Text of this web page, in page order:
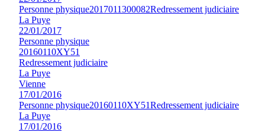
Personne physique2017011300082Redressement judiciaire
La Puye
22/01/2017
Personne physique
20160110XY51
Redressement judiciaire
La Puye
Vienne
17/01/2016
Personne physique20160110XY51Redressement judiciaire
La Puye
17/01/2016